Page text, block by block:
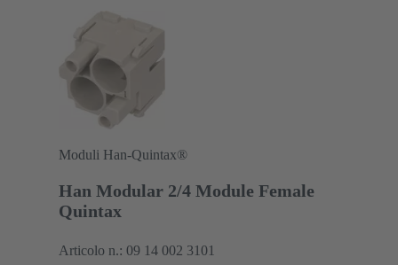
Moduli Han-Quintax®
Han Modular 2/4 Module Female
Quintax
Articolo n.: 09 14 002 3101